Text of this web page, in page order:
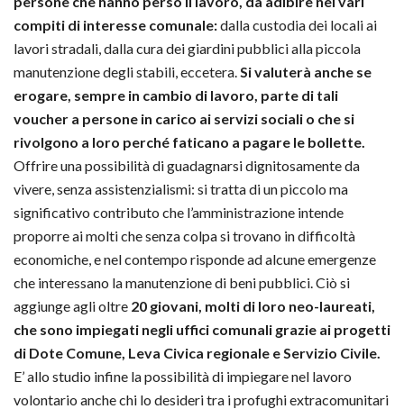
compiti di interesse comunale:dalla custodia dei locali ai
lavori stradali, dalla cura dei giardini pubblici alla piccola
manutenzione degli stabili, eccetera. Si valuterà anche se
erogare, sempre in cambio di lavoro, parte di tali
voucher a persone in carico ai servizi sociali o che si
rivolgono a loro perché faticano a pagare le bollette.
Offrire una possibilità di guadagnarsi dignitosamente da
vivere, senza assistenzialismi: si tratta di un piccolo ma
significativo contributo che l’amministrazione intende
proporre ai molti che senza colpa si trovano in difficoltà
economiche, e nel contempo risponde ad alcune emergenze
che interessano la manutenzione di beni pubblici. Ciò si
aggiunge agli oltre 20 giovani, molti di loro neo-laureati,
che sono impiegati negli uffici comunali grazie ai progetti
di Dote Comune, Leva Civica regionale e Servizio Civile.
E’ allo studio infine la possibilità di impiegare nel lavoro
volontario anche chi lo desideri tra i profughi extracomunitari